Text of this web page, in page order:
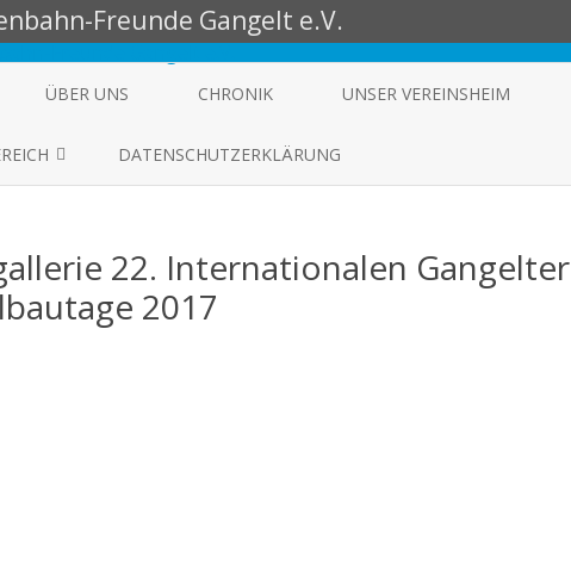
Freunde Gangelt e.V.
ÜBER UNS CHRONIK UNSER VEREINSHEIM
DATENSCHUTZERKLÄRUNG
22. Internationalen Gangelter
2017